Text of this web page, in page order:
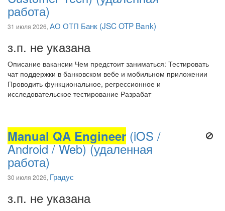
работа)
31 июля 2026, АО ОТП Банк (JSC OTP Bank)
з.п. не указана
Описание вакансии Чем предстоит заниматься: Тестировать
чат поддержки в банковском вебе и мобильном приложении
Проводить функциональное, регрессионное и
исследовательское тестирование Разрабат
Manual QA Engineer (iOS /
Android / Web) (удаленная
работа)
30 июля 2026, Градус
з.п. не указана